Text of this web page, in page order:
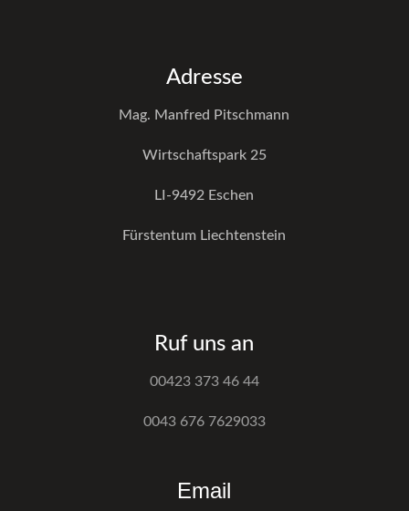
Adresse
Mag. Manfred Pitschmann
Wirtschaftspark 25
LI-9492 Eschen
Fürstentum Liechtenstein
Ruf uns an
00423 373 46 44
0043 676 7629033
Email